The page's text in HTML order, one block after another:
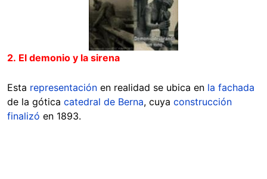
2. El demonio y la sirena
Esta representación en realidad se ubica en la fachada
de la gótica catedral de Berna, cuya construcción
finalizó en 1893.